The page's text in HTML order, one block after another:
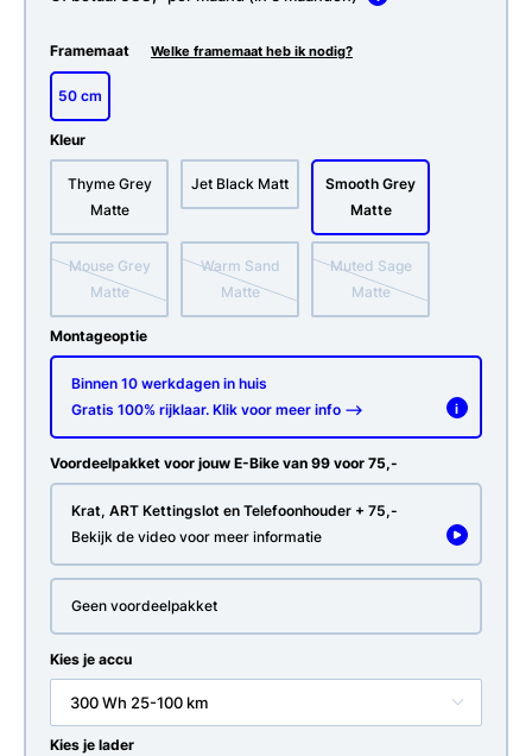
Framemaat Welke framemaat heb ik nodig?
50 cm
Kleur
Thyme Grey
Matte
Jet Black Matt
Smooth Grey
Matte
Mouse Grey
Matte
Warm Sand
Matte
Muted Sage
Matte
Montageoptie
Binnen 10 werkdagen in huis
Gratis 100% rijklaar. Klik voor meer info -->
i
Voordeelpakket voor jouw E-Bike van 99 voor 75,-
Krat, ART Kettingslot en Telefoonhouder + 75,-
Bekijk de video voor meer informatie
Geen voordeelpakket
Kies je accu
300 Wh 25-100 km
Kies je lader